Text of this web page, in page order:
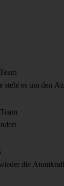
steht es um den
die